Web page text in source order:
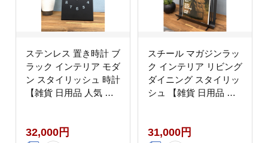
ステンレス 置き時計 ブ
ラック インテリア モダ
ン スタイリッシュ 時計
【雑貨 日用品 人気 お
32,000円
スチール マガジンラッ
ク インテリア リビング
ダイニング スタイリッ
シュ 【雑貨 日用品 人
31,000円